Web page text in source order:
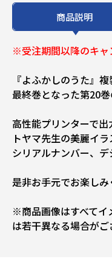
商品説明
※受注期間以降のキ
『よふかしのうた』
最終巻となった第20
高性能プリンターで
トヤマ先生の美麗イ
シリアルナンバー、
是非お手元でお楽しみ
※商品画像はすべてイ
は若干異なる場合がご